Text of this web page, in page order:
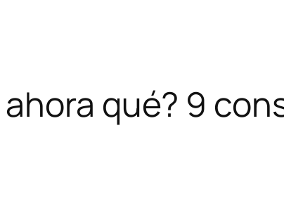
qué? 9